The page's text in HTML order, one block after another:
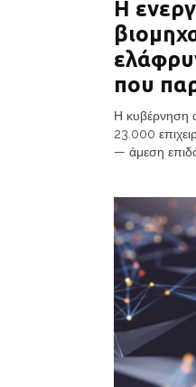
Η
που
Η κυβέρνηση
23.000
— άμεση